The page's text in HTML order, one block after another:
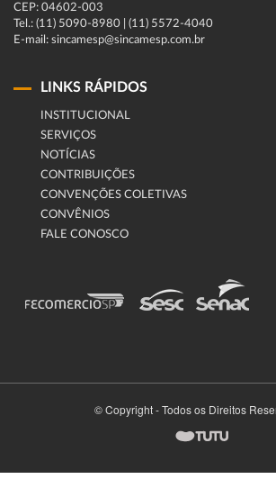
CEP: 04602-003
Tel.: (11) 5090-8980 | (11) 5572-4040
E-mail: sincamesp@sincamesp.com.br
LINKS RÁPIDOS
INSTITUCIONAL
SERVIÇOS
NOTÍCIAS
CONTRIBUIÇÕES
CONVENÇÕES COLETIVAS
CONVÊNIOS
FALE CONOSCO
© Copyright - Todos os Direitos